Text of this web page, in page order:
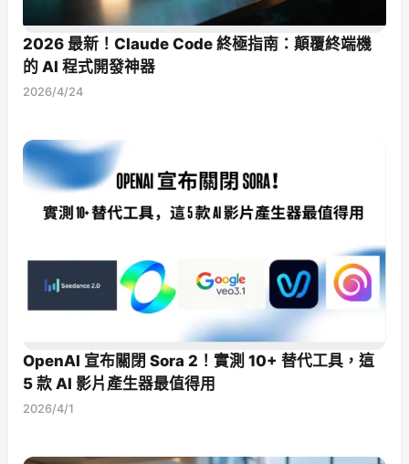
2026 最新！Claude Code 終極指南：顛覆終端機
的 AI 程式開發神器
2026/4/24
OpenAI 宣布關閉 Sora 2！實測 10+ 替代工具，這
5 款 AI 影片產生器最值得用
2026/4/1